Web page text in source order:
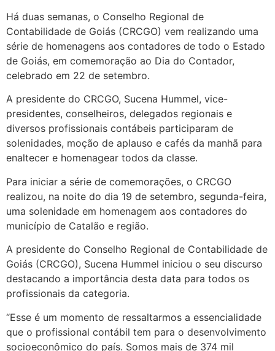
Há duas semanas, o Conselho Regional de
Contabilidade de Goiás (CRCGO) vem realizando uma
série de homenagens aos contadores de todo o Estado
de Goiás, em comemoração ao Dia do Contador,
celebrado em 22 de setembro.
A presidente do CRCGO, Sucena Hummel, vice-
presidentes, conselheiros, delegados regionais e
diversos profissionais contábeis participaram de
solenidades, moção de aplauso e cafés da manhã para
enaltecer e homenagear todos da classe.
Para iniciar a série de comemorações, o CRCGO
realizou, na noite do dia 19 de setembro, segunda-feira,
uma solenidade em homenagem aos contadores do
município de Catalão e região.
A presidente do Conselho Regional de Contabilidade de
Goiás (CRCGO), Sucena Hummel iniciou o seu discurso
destacando a importância desta data para todos os
profissionais da categoria.
“Esse é um momento de ressaltarmos a essencialidade
que o profissional contábil tem para o desenvolvimento
socioeconômico do país. Somos mais de 374 mil